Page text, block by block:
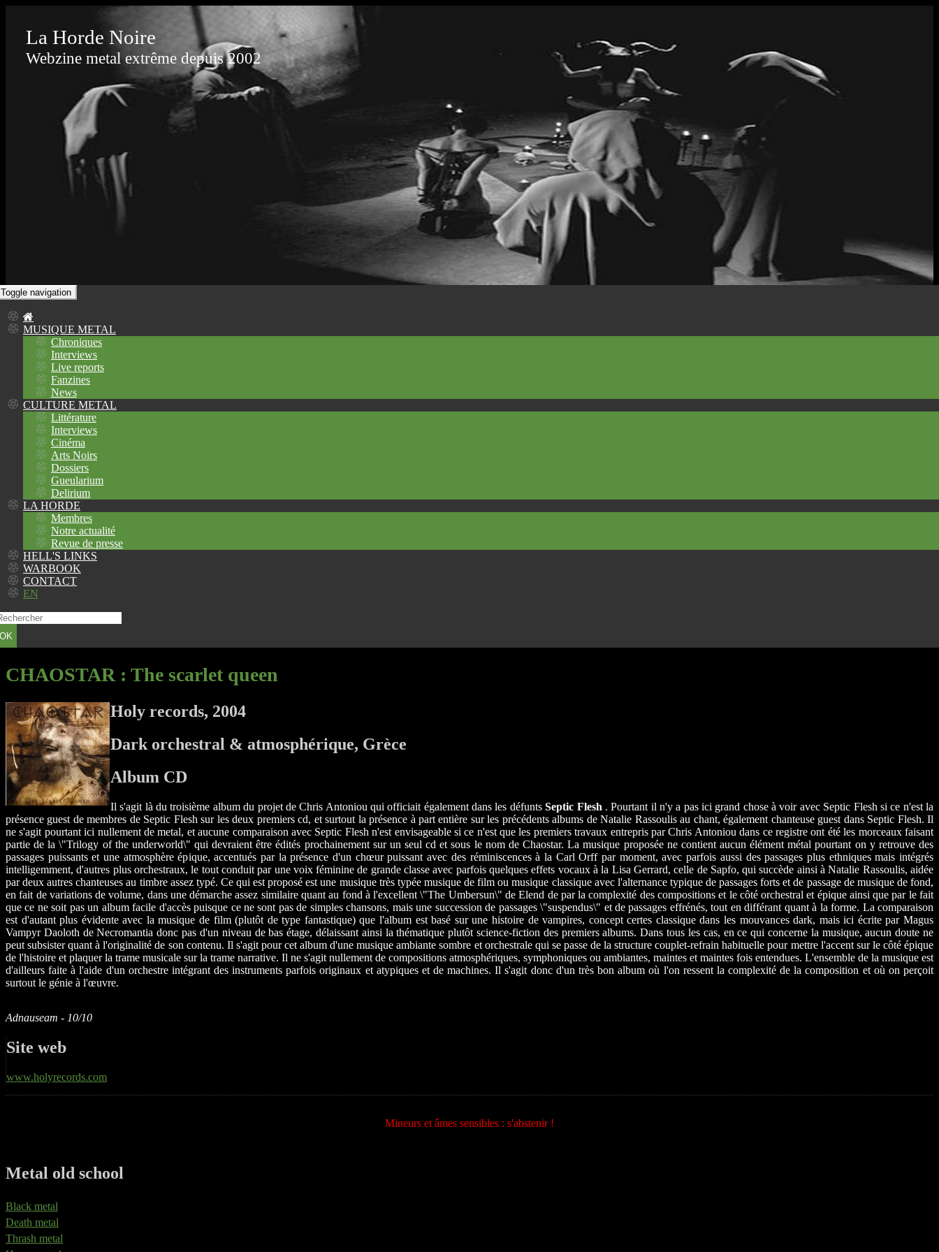
La Horde Noire
Webzine metal extrême depuis 2002
Toggle navigation
MUSIQUE METAL
Chroniques
Interviews
Live reports
Fanzines
News
CULTURE METAL
Littérature
Interviews
Cinéma
Arts Noirs
Dossiers
Gueularium
Delirium
LA HORDE
Membres
Notre actualité
Revue de presse
HELL'S LINKS
WARBOOK
CONTACT
EN
OK
CHAOSTAR: The scarlet queen
Holy records, 2004
Dark orchestral & atmosphérique, Grèce
Album CD
Il s'agit là du troisième album du projet de Chris Antoniou qui officiait également dans les défuntsSeptic Flesh . Pourtant il n'y a pas ici grand chose à voir avec Septic Flesh si ce n'est la
présence guest de membres de Septic Flesh sur les deux premiers cd, et surtout la présence à part entière sur les précédents albums de Natalie Rassoulis au chant, également chanteuse guest dans Septic Flesh. Il
ne s'agit pourtant ici nullement de metal, et aucune comparaison avec Septic Flesh n'est envisageable si ce n'est que les premiers travaux entrepris par Chris Antoniou dans ce registre ont été les morceaux faisant
partie de la \"Trilogy of the underworld\" qui devraient être édités prochainement sur un seul cd et sous le nom de Chaostar. La musique proposée ne contient aucun élément métal pourtant on y retrouve des
passages puissants et une atmosphère épique, accentués par la présence d'un chœur puissant avec des réminiscences à la Carl Orff par moment, avec parfois aussi des passages plus ethniques mais intégrés
intelligemment, d'autres plus orchestraux, le tout conduit par une voix féminine de grande classe avec parfois quelques effets vocaux à la Lisa Gerrard, celle de Sapfo, qui succède ainsi à Natalie Rassoulis, aidée
par deux autres chanteuses au timbre assez typé. Ce qui est proposé est une musique très typée musique de film ou musique classique avec l'alternance typique de passages forts et de passage de musique de fond,
en fait de variations de volume, dans une démarche assez similaire quant au fond à l'excellent \"The Umbersun\" de Elend de par la complexité des compositions et le côté orchestral et épique ainsi que par le fait
que ce ne soit pas un album facile d'accès puisque ce ne sont pas de simples chansons, mais une succession de passages \"suspendus\" et de passages effrénés, tout en différant quant à la forme. La comparaison
est d'autant plus évidente avec la musique de film (plutôt de type fantastique) que l'album est basé sur une histoire de vampires, concept certes classique dans les mouvances dark, mais ici écrite par Magus
Vampyr Daoloth de Necromantia donc pas d'un niveau de bas étage, délaissant ainsi la thématique plutôt science-fiction des premiers albums. Dans tous les cas, en ce qui concerne la musique, aucun doute ne
peut subsister quant à l'originalité de son contenu. Il s'agit pour cet album d'une musique ambiante sombre et orchestrale qui se passe de la structure couplet-refrain habituelle pour mettre l'accent sur le côté épique
de l'histoire et plaquer la trame musicale sur la trame narrative. Il ne s'agit nullement de compositions atmosphériques, symphoniques ou ambiantes, maintes et maintes fois entendues. L'ensemble de la musique est
d'ailleurs faite à l'aide d'un orchestre intégrant des instruments parfois originaux et atypiques et de machines. Il s'agit donc d'un très bon album où l'on ressent la complexité de la composition et où on perçoit
surtout le génie à l'œuvre.
Adnauseam - 10/10
Site web
www.holyrecords.com
Mineurs et âmes sensibles : s'abstenir !
Metal old school
Black metal
Death metal
Thrash metal